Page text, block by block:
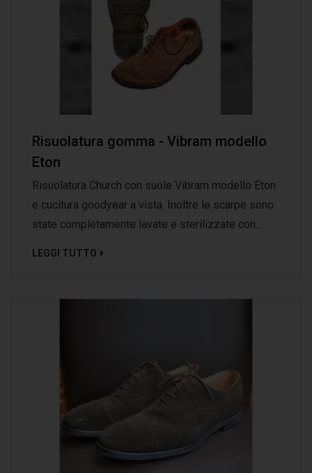
Risuolatura gomma - Vibram modello
Eton
Risuolatura Church con suole Vibram modello Eton
e cucitura goodyear a vista. Inoltre le scarpe sono
state completamente lavate e sterilizzate con...
LEGGI TUTTO